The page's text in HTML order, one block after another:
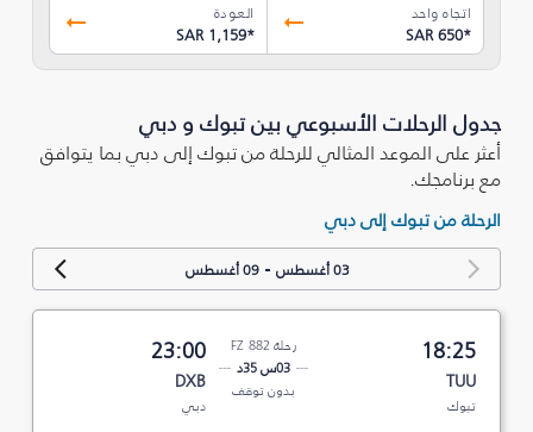
اتجاه واحد
SAR 650*
العودة
SAR 1,159*
جدول الرحلات الأسبوعي بين تبوك‎ و دبي
أعثر على الموعد المثالي للرحلة من تبوك‎ إلى دبي بما يتوافق
مع برنامجك.
الرحلة من تبوك‎ إلى دبي
03 أغسطس -09 أغسطس
18:25
TUU
تبوك‎
رحلة FZ 882
03س 35د
بدون توقف
23:00
DXB
دبي